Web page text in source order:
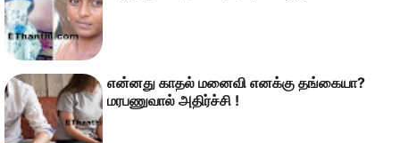
என்னது காதல் மனைவி எனக்கு தங்கையா?
மரபணுவால் அதிர்ச்சி !